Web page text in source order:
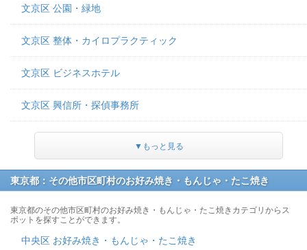
文京区 公園・緑地
文京区 整体・カイロプラクティック
文京区 ビジネスホテル
文京区 興信所・探偵事務所
▼もっと見る
東京都：その他市区町村のお好み焼き・もんじゃ・たこ焼き
東京都のその他市区町村のお好み焼き・もんじゃ・たこ焼きカテゴリからス
ポットを探すことができます。
中央区 お好み焼き・もんじゃ・たこ焼き